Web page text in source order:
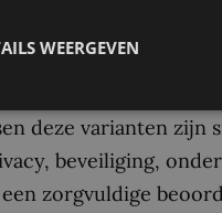
als PaaS- of SaaS-
deze varianten zijn
beveiliging,
zorgvuldige
WEERGEVEN